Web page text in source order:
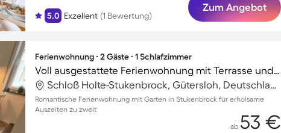
5.0 Exzellent (1 Bewertung)
Zum Angebot
Ferienwohnung ∙ 2 Gäste ∙ 1 Schlafzimmer
Voll ausgestattete Ferienwohnung mit Terrasse und Garten | Stadtblick
Schloß Holte-Stukenbrock, Gütersloh, Deutschland
Romantische Ferienwohnung mit Garten in Stukenbrock für erholsame
Auszeiten zu zweit
ab 53 €